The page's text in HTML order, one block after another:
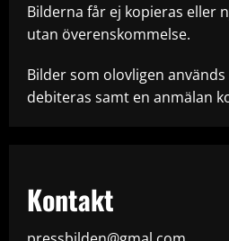
Bilderna får ej kopieras eller
utan överenskommelse.
Bilder som olovligen
debiteras samt en anmälan
Kontakt